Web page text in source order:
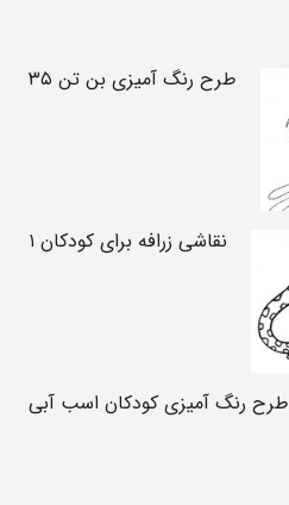
طرح رنگ آمیزی بن تن ۳۵
نقاشی زرافه برای کودکان ۱
طرح رنگ آمیزی کودکان اسب آبی